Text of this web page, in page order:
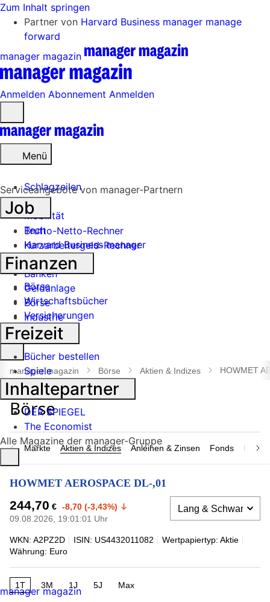
Zum Inhalt springen
Partner von Harvard Business manager manage
forward
manager magazin
Anmelden Abonnement Anmelden
öffnen
Menü
Schlagzeilen
Mobilität
Tech
Harvard Business manager
Handel
Banken
Geldanlage
Börse
Industrie
Suche
öffnen
manager magazin Börse Aktien & Indizes HOWMET
Märkte Aktien & Indizes Anleihen & Zinsen Fonds
HOWMET AEROSPACE DL-,01
244,70 € -8,70 (-3,43%)
09.08.2026, 19:01:01 Uhr
WKN: A2PZ2D ISIN: US4432011082
Wertpapiertyp: Aktie
Währung: Euro
1T 3M 1J 5J Max
Serviceangebote von manager-Partnern
Job
Brutto-Netto-Rechner
Kurzarbeitergeld-Rechner
Finanzen
Börse
Wirtschaftsbücher
Versicherungen
Freizeit
Bücher bestellen
Spiele
Inhaltepartner
DER SPIEGEL
The Economist
Alle Magazine der manager-Gruppe
manager magazin